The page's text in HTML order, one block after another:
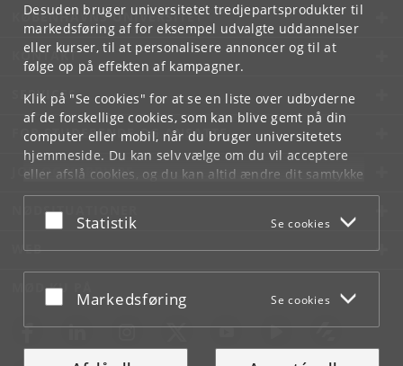
Desuden bruger universitetet tredjepartsprodukter til
markedsføring af for eksempel udvalgte uddannelser
eller kurser, til at personalisere annoncer og til at
følge op på effekten af kampagner.
Klik på "Se cookies" for at se en liste over udbyderne
af de forskellige cookies, som kan blive gemt på din
computer eller mobil, når du bruger universitetets
hjemmeside. Du kan selv vælge om du vil acceptere
eller afslå cookies, og du kan altid ændre dit samtykke
underCookie- og privatlivspolitiksom du finder i
bunden af hver side.
Acceptér eller afslå
Statistik Se cookies
Acceptér eller afslå
Markedsføring Se cookies
KØBENHAVNS UNIVERSITET
KONTAKT
SERVICES
FOR STUDERENDE OG ANSATTE
JOB OG KARRIERE
NØDSITUATIONER
WEB
MØD KU PÅ